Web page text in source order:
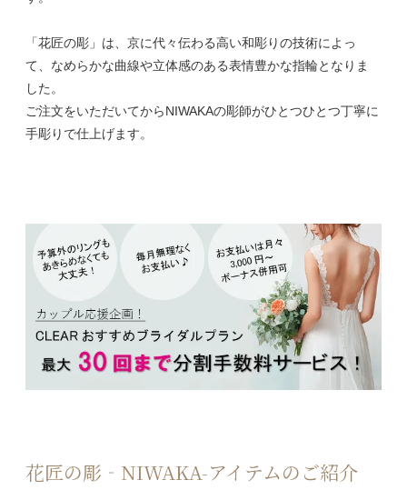
「花匠の彫」は、京に代々伝わる高い和彫りの技術によっ
て、なめらかな曲線や立体感のある表情豊かな指輪となりま
した。
ご注文をいただいてからNIWAKAの彫師がひとつひとつ丁寧に
手彫りで仕上げます。
花匠の彫‐NIWAKA-アイテムのご紹介